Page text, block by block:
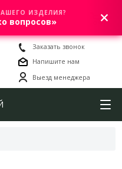
0
Заказать звонок
Напишите нам
Выезд менеджера
ИЗДЕЛИЯ?
вопросов»